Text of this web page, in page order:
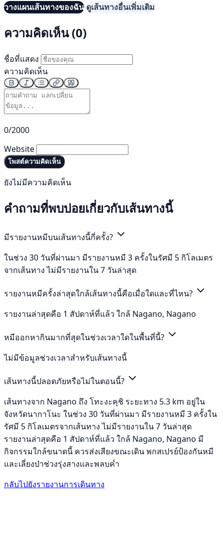
วางแผนเส้นทางของฉัน ดูเส้นทางอื่นเพิ่มเติม
ความคิดเห็น (0)
ชื่อที่แสดง
ความคิดเห็น
0/2000
Website
โพสต์ความคิดเห็น
ยังไม่มีความคิดเห็น
คำถามที่พบบ่อยเกี่ยวกับเส้นทางนี้
มีรายงานหมีบนเส้นทางนี้กี่ครั้ง?
ในช่วง 30 วันที่ผ่านมา มีรายงานหมี 3 ครั้งในรัศมี 5 กิโลเมตร
จากเส้นทาง ไม่มีรายงานใน 7 วันล่าสุด
รายงานหมีครั้งล่าสุดใกล้เส้นทางนี้คือเมื่อใดและที่ไหน?
รายงานล่าสุดคือ 1 สัปดาห์ที่แล้ว ใกล้ Nagano, Nagano
หมีออกหากินมากที่สุดในช่วงเวลาใดในพื้นที่นี้?
ไม่มีข้อมูลช่วงเวลาสำหรับเส้นทางนี้
เส้นทางนี้ปลอดภัยหรือไม่ในตอนนี้?
เส้นทางจาก Nagano ถึง โทะงะคุชิ ระยะทาง 5.3 km อยู่ใน
จังหวัดนากาโนะ ในช่วง 30 วันที่ผ่านมา มีรายงานหมี 3 ครั้งใน
รัศมี 5 กิโลเมตรจากเส้นทาง ไม่มีรายงานใน 7 วันล่าสุด
รายงานล่าสุดคือ 1 สัปดาห์ที่แล้ว ใกล้ Nagano, Nagano มี
กิจกรรมใกล้ขนาดนี้ ควรส่งเสียงขณะเดิน พกสเปรย์ป้องกันหมี
และเลี่ยงป่าช่วงรุ่งสางและพลบค่ำ
กลับไปยังรายงานการเดินทาง